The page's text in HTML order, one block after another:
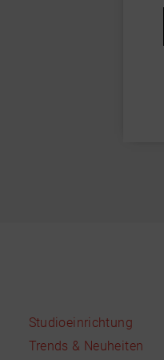
Studioeinrichtung
Trends & Neuheiten